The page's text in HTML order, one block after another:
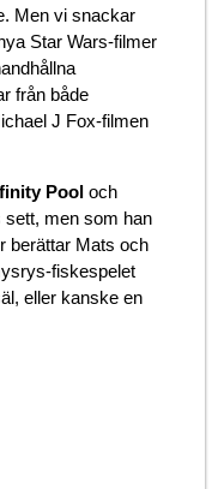
Men vi snackar
Star Wars-filmer
från både
J Fox-filmen
Pool och
sett, men som han
berättar Mats och
fiskespelet
eller kanske en